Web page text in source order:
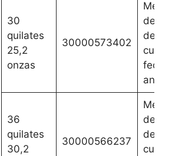
30
quilates
25,2
onzas
30000573402
del 2
de
fecha
36
quilates
30,2
30000566237
del 2
de